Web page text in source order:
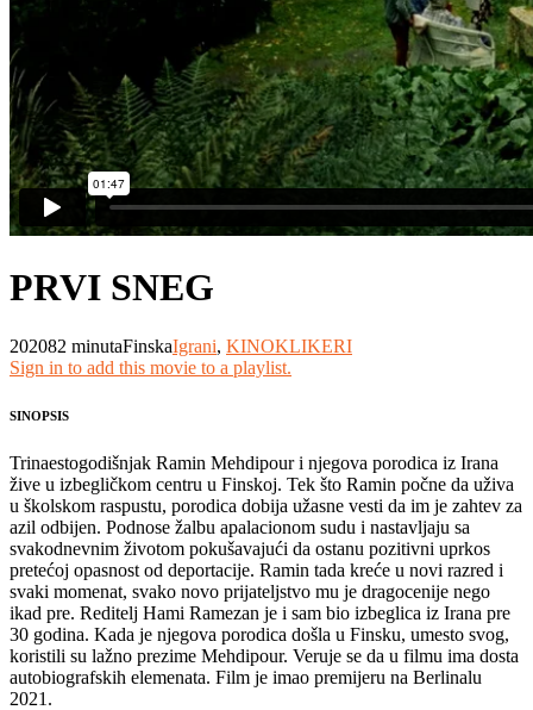
PRVI SNEG
202082 minutaFinskaIgrani, KINOKLIKERI
Sign in to add this movie to a playlist.
SINOPSIS
Trinaestogodišnjak Ramin Mehdipour i njegova porodica iz Irana
žive u izbegličkom centru u Finskoj. Tek što Ramin počne da uživa
u školskom raspustu, porodica dobija užasne vesti da im je zahtev za
azil odbijen. Podnose žalbu apalacionom sudu i nastavljaju sa
svakodnevnim životom pokušavajući da ostanu pozitivni uprkos
pretećoj opasnost od deportacije. Ramin tada kreće u novi razred i
svaki momenat, svako novo prijateljstvo mu je dragocenije nego
ikad pre. Reditelj Hami Ramezan je i sam bio izbeglica iz Irana pre
30 godina. Kada je njegova porodica došla u Finsku, umesto svog,
koristili su lažno prezime Mehdipour. Veruje se da u filmu ima dosta
autobiografskih elemenata. Film je imao premijeru na Berlinalu
2021.